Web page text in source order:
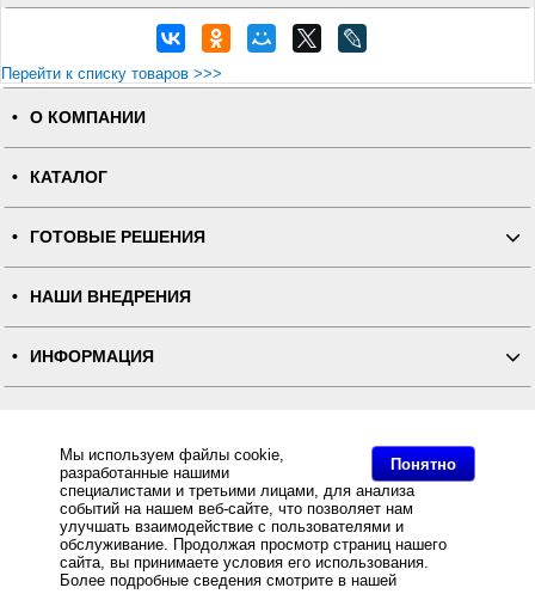
Понятно
Мы используем файлы cookie,
разработанные нашими
специалистами и третьими лицами, для анализа
событий на нашем веб-сайте, что позволяет нам
улучшать взаимодействие с пользователями и
обслуживание. Продолжая просмотр страниц нашего
сайта, вы принимаете условия его использования.
Более подробные сведения смотрите в нашей
Перейти к списку товаров >>>
О КОМПАНИИ
КАТАЛОГ
ГОТОВЫЕ РЕШЕНИЯ
НАШИ ВНЕДРЕНИЯ
ИНФОРМАЦИЯ
ПОЛНАЯ ВЕРСИЯ
Интернет-магазин "ПОСЛЭНД" - торгового оборудования, оборудования для автоматизации общепита и
торговли, расходных материалов
Все права защищены, ООО "ПОСЛЭНД" © 2008-2026.
Политика конфиденциальности
Основное: Сенсорный терминал АТОЛ JAZZ Wide 15,6" с SSD черный + Ридер магнитных карт, без ОС
за разумную цену и с быстрой доставкой Вы всегда можете купить в интернет-магазине Послэнд!,